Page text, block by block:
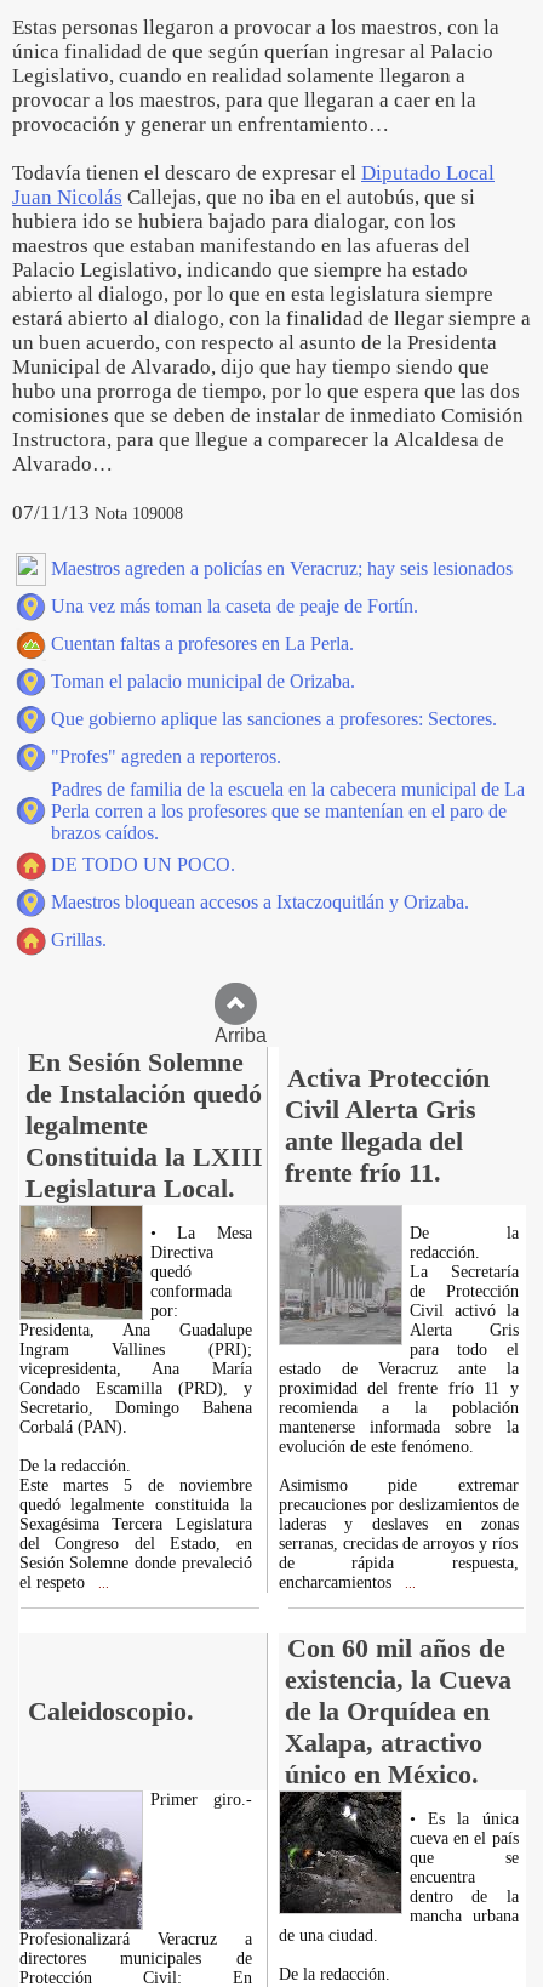
Estas personas llegaron a provocar a los maestros, con la
única finalidad de que según querían ingresar al Palacio
Legislativo, cuando en realidad solamente llegaron a
provocar a los maestros, para que llegaran a caer en la
provocación y generar un enfrentamiento…
Todavía tienen el descaro de expresar el Diputado Local
Juan Nicolás Callejas, que no iba en el autobús, que si
hubiera ido se hubiera bajado para dialogar, con los
maestros que estaban manifestando en las afueras del
Palacio Legislativo, indicando que siempre ha estado
abierto al dialogo, por lo que en esta legislatura siempre
estará abierto al dialogo, con la finalidad de llegar siempre a
un buen acuerdo, con respecto al asunto de la Presidenta
Municipal de Alvarado, dijo que hay tiempo siendo que
hubo una prorroga de tiempo, por lo que espera que las dos
comisiones que se deben de instalar de inmediato Comisión
Instructora, para que llegue a comparecer la Alcaldesa de
Alvarado…
07/11/13 Nota 109008
Maestros agreden a policías en Veracruz; hay seis lesionados
Una vez más toman la caseta de peaje de Fortín.
Cuentan faltas a profesores en La Perla.
Toman el palacio municipal de Orizaba.
Que gobierno aplique las sanciones a profesores: Sectores.
"Profes" agreden a reporteros.
Padres de familia de la escuela en la cabecera municipal de La
Perla corren a los profesores que se mantenían en el paro de
brazos caídos.
DE TODO UN POCO.
Maestros bloquean accesos a Ixtaczoquitlán y Orizaba.
Grillas.
Arriba
En Sesión Solemne
de Instalación quedó
legalmente
Constituida la LXIII
Legislatura Local.
Activa Protección
Civil Alerta Gris
ante llegada del
frente frío 11.
• La Mesa
Directiva
quedó
conformada
por:
Presidenta, Ana Guadalupe
Ingram Vallines (PRI);
vicepresidenta, Ana María
Condado Escamilla (PRD), y
Secretario, Domingo Bahena
Corbalá (PAN).
De la redacción.
Este martes 5 de noviembre
quedó legalmente constituida la
Sexagésima Tercera Legislatura
del Congreso del Estado, en
Sesión Solemne donde prevaleció
el respeto
De la
redacción.
La Secretaría
de Protección
Civil activó la
Alerta Gris
para todo el
estado de Veracruz ante la
proximidad del frente frío 11 y
recomienda a la población
mantenerse informada sobre la
evolución de este fenómeno.
Asimismo pide extremar
precauciones por deslizamientos de
laderas y deslaves en zonas
serranas, crecidas de arroyos y ríos
de rápida respuesta,
encharcamientos
Caleidoscopio.
Con 60 mil años de
existencia, la Cueva
de la Orquídea en
Xalapa, atractivo
único en México.
Primer giro.-
Profesionalizará Veracruz a
directores municipales de
Protección Civil: En
• Es la única
cueva en el país
que se
encuentra
dentro de la
mancha urbana
de una ciudad.
De la redacción.